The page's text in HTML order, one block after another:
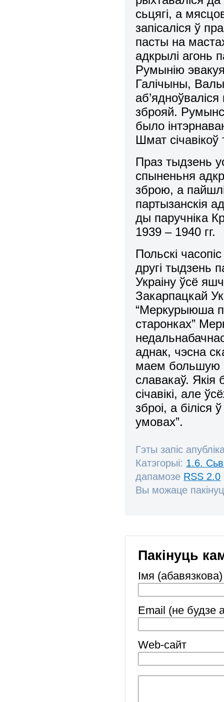
сьцягі, а
запісаліся ў
пасты на
адкрылі агонь
Румынію
Галічыны,
зброяй.
было
Шмат січавікоў
Праз тыдзень
спыненьня
зброю, а
партызанскія
ды паручніка
1939 – 1940 гг.
Польскі
другі тыдзень
Украіну ўсё
Закарпацкай
“Меркурыюша
старонках”
аднак, чэсна
маем большую
славакаў.
січавікі, але
зброі, а біліся
умовах”.
Гэты запіс
Катэгорыі: 1.6.
дапамозе RSS 2.0
Вы можаце
Пакінуць
Імя (абавязкова)
Email (не будзе
Web-cайт